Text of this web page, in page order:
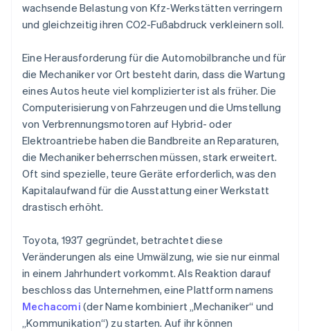
wachsende Belastung von Kfz-Werkstätten verringern
und gleichzeitig ihren CO2-Fußabdruck verkleinern soll.
Eine Herausforderung für die Automobilbranche und für
die Mechaniker vor Ort besteht darin, dass die Wartung
eines Autos heute viel komplizierter ist als früher. Die
Computerisierung von Fahrzeugen und die Umstellung
von Verbrennungsmotoren auf Hybrid- oder
Elektroantriebe haben die Bandbreite an Reparaturen,
die Mechaniker beherrschen müssen, stark erweitert.
Oft sind spezielle, teure Geräte erforderlich, was den
Kapitalaufwand für die Ausstattung einer Werkstatt
drastisch erhöht.
Toyota, 1937 gegründet, betrachtet diese
Veränderungen als eine Umwälzung, wie sie nur einmal
in einem Jahrhundert vorkommt. Als Reaktion darauf
beschloss das Unternehmen, eine Plattform namens
Mechacomi (der Name kombiniert „Mechaniker“ und
„Kommunikation“) zu starten. Auf ihr können